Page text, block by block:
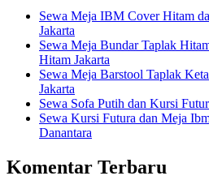
Sewa Meja IBM Cover Hitam
Jakarta
Sewa Meja Bundar Taplak
Hitam Jakarta
Sewa Meja Barstool Taplak
Jakarta
Sewa Sofa Putih dan Kursi
Sewa Kursi Futura dan Meja
Danantara
Komentar Terbaru